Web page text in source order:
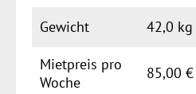
Gewicht 42,0
Mietpreis pro
Woche
85,00